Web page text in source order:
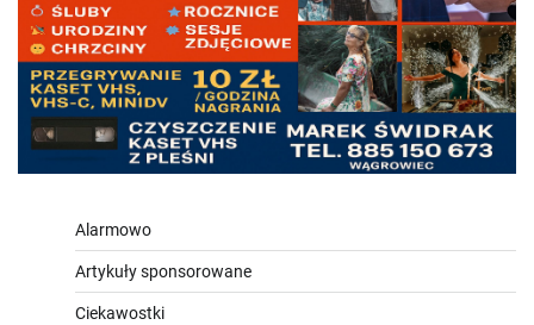
Alarmowo
Artykuły sponsorowane
Ciekawostki